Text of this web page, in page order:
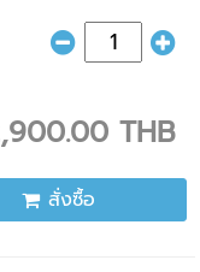
THB
สั่งซื้อ